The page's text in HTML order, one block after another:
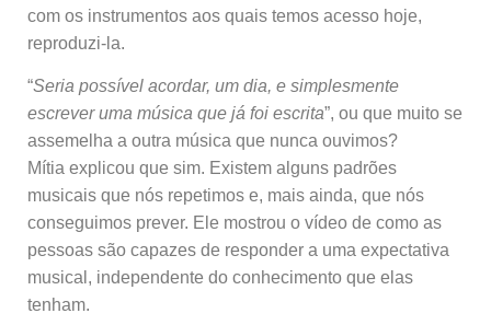
com os instrumentos aos quais temos acesso hoje,
reproduzi-la.
“Seria possível acordar, um dia, e simplesmente
escrever uma música que já foi escrita”, ou que muito se
assemelha a outra música que nunca ouvimos?
Mítia explicou que sim. Existem alguns padrões
musicais que nós repetimos e, mais ainda, que nós
conseguimos prever. Ele mostrou o vídeo de como as
pessoas são capazes de responder a uma expectativa
musical, independente do conhecimento que elas
tenham.